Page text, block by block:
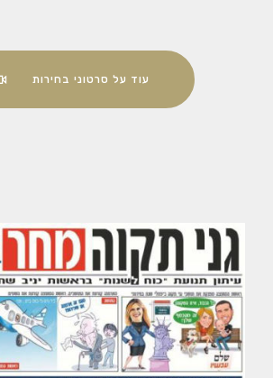
עוד על סרטוני בחירות